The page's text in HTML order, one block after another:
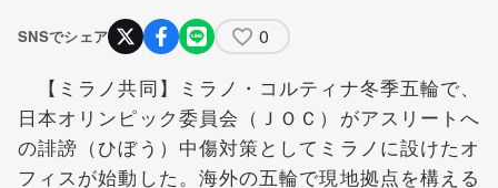
SNSでシェア 0
【ミラノ共同】ミラノ・コルティナ冬季五輪で、
日本オリンピック委員会（ＪＯＣ）がアスリートへ
の誹謗（ひぼう）中傷対策としてミラノに設けたオ
フィスが始動した。海外の五輪で現地拠点を構える